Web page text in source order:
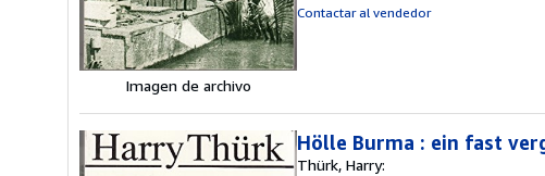
Imagen de archivo
Contactar al vendedor
Hölle Burma : ein fast
Thürk, Harry: